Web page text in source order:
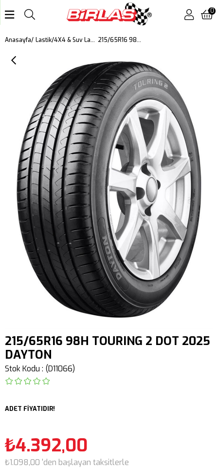
0
Anasayfa Lastik 4X4 & Suv Lastik 215/65R16 98H TOURING 2 DOT 2025
215/65R16 98H TOURING 2 DOT 2025
DAYTON
Stok Kodu (D11066)
ADET FİYATIDIR!
₺4.392,00
₺1.098,00 'den başlayan taksitlerle